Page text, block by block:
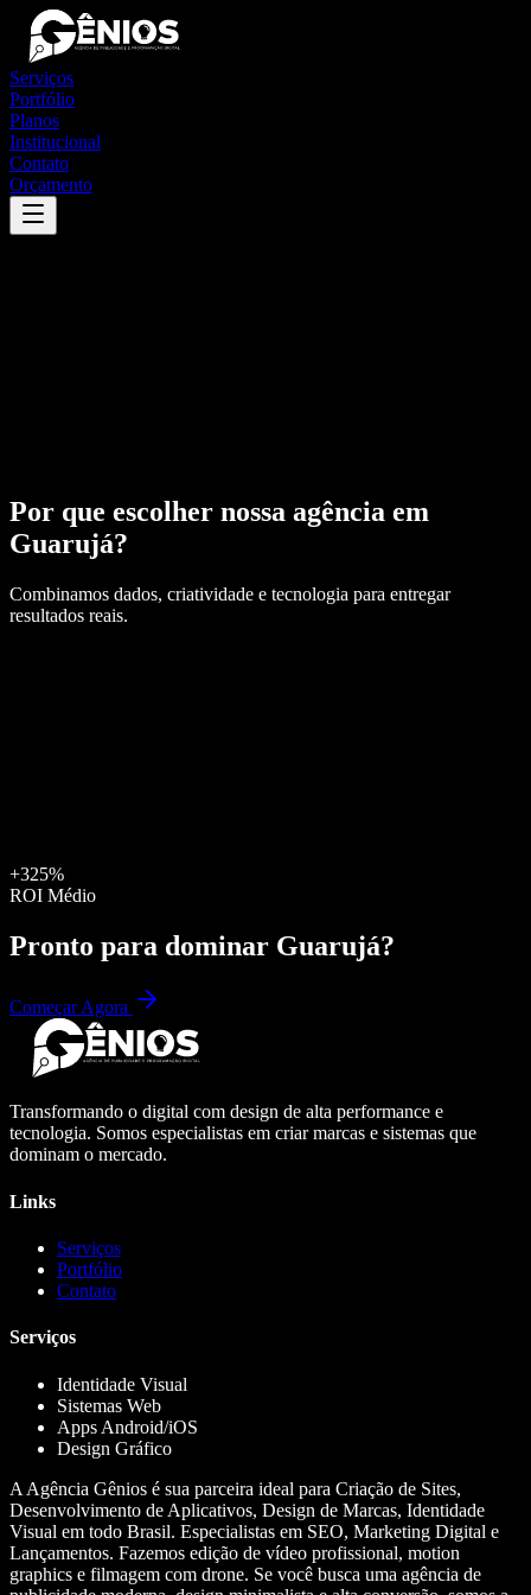
Serviços
Portfólio
Planos
Institucional
Contato
Orçamento
Por que escolher nossa agência em
Guarujá?
Combinamos dados, criatividade e tecnologia para entregar
resultados reais.
+325%
ROI Médio
Pronto para dominar Guarujá?
Começar Agora
Transformando o digital com design de alta performance e
tecnologia. Somos especialistas em criar marcas e sistemas que
dominam o mercado.
Links
Serviços
Portfólio
Contato
Serviços
Identidade Visual
Sistemas Web
Apps Android/iOS
Design Gráfico
A Agência Gênios é sua parceira ideal para Criação de Sites,
Desenvolvimento de Aplicativos, Design de Marcas, Identidade
Visual em todo Brasil. Especialistas em SEO, Marketing Digital e
Lançamentos. Fazemos edição de vídeo profissional, motion
graphics e filmagem com drone. Se você busca uma agência de